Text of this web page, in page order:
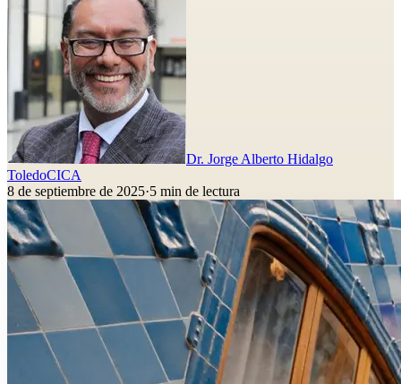
Dr. Jorge Alberto Hidalgo
ToledoCICA
8 de septiembre de 2025·5 min de lectura